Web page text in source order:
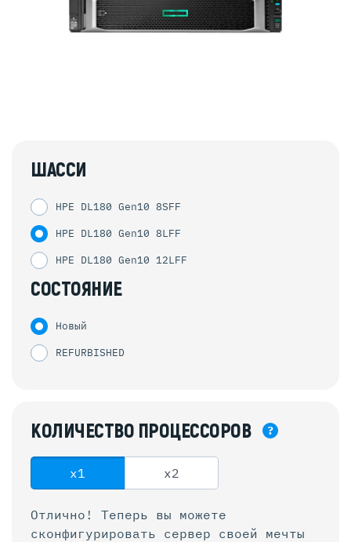
ШАССИ
HPE DL180 Gen10 8SFF
HPE DL180 Gen10 8LFF
HPE DL180 Gen10 12LFF
СОСТОЯНИЕ
Новый
REFURBISHED
КОЛИЧЕСТВО ПРОЦЕССОРОВ ?
x1 x2
Отлично! Теперь вы можете
сконфигурировать сервер своей мечты